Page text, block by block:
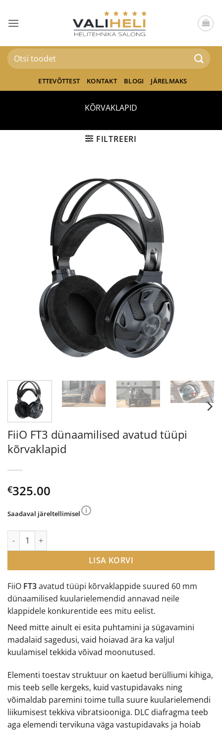
content
Otsi:
ETTEVÕTTEST KONTAKT BLOGI JÄRELMAKS
KÕRVAKLAPID
FILTREERI
FiiO FT3 dünaamilised avatud tüüpi
kõrvaklapid
€325.00
FiiO FT3avatud tüüpi kõrvaklappide suured 60 mm
dünaamilised kuularielemendid annavad neile
klappidele konkurentide ees mitu eelist.
Need mitte ainult ei esita puhtamini ja sügavamini
madalaid sagedusi, vaid hoiavad ära ka valjul
kuulamisel tekkida võivad moonutused.
Elementi toestav struktuur on kaetud berülliumi kihiga,
mis teeb selle kergeks, kuid vastupidavaks ning
võimaldab paremini toime tulla suure kuularielemendi
liikumisest tekkiva vibratsiooniga. DLC diafragma teeb
aga elemendi tervikuna väga vastupidavaks ja hoiab
Saadaval järeltellimisel
FiiO FT3 dünaamilised avatud tüüpi kõrvaklapid kogus
LISA KORVI